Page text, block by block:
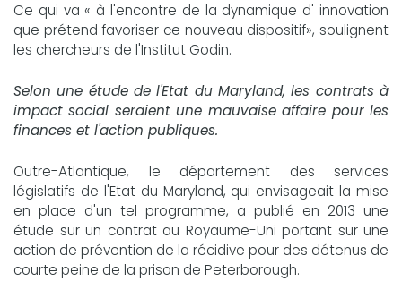
Ce qui va « à l'encontre de la dynamique d' innovation
que prétend favoriser ce nouveau dispositif», soulignent
les chercheurs de l'Institut Godin.
Selon une étude de l'Etat du Maryland, les contrats à
impact social seraient une mauvaise affaire pour les
finances et l'action publiques.
Outre-Atlantique, le département des services
législatifs de l'Etat du Maryland, qui envisageait la mise
en place d'un tel programme, a publié en 2013 une
étude sur un contrat au Royaume-Uni portant sur une
action de prévention de la récidive pour des détenus de
courte peine de la prison de Peterborough.